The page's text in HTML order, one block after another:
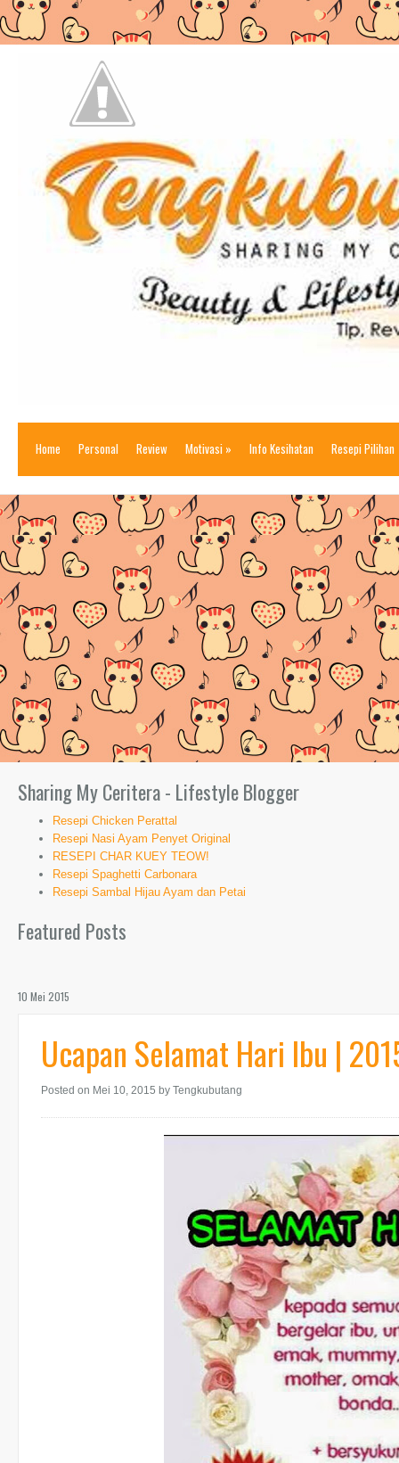
Home Personal Review Motivasi » Info Kesihatan Resepi Pilihan
Sharing My Ceritera - Lifestyle Blogger
Resepi Chicken Perattal
Resepi Nasi Ayam Penyet Original
RESEPI CHAR KUEY TEOW!
Resepi Spaghetti Carbonara
Resepi Sambal Hijau Ayam dan Petai
Featured Posts
10 Mei 2015
Ucapan Selamat Hari Ibu |
Posted on Mei 10, 2015 by Tengkubutang